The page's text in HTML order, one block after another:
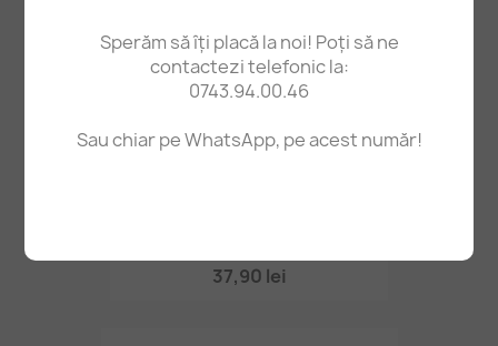
Sperăm să îți placă la noi! Poți să ne
contactezi telefonic la:
0743.94.00.46
Sau chiar pe WhatsApp, pe acest număr!
37,90 lei